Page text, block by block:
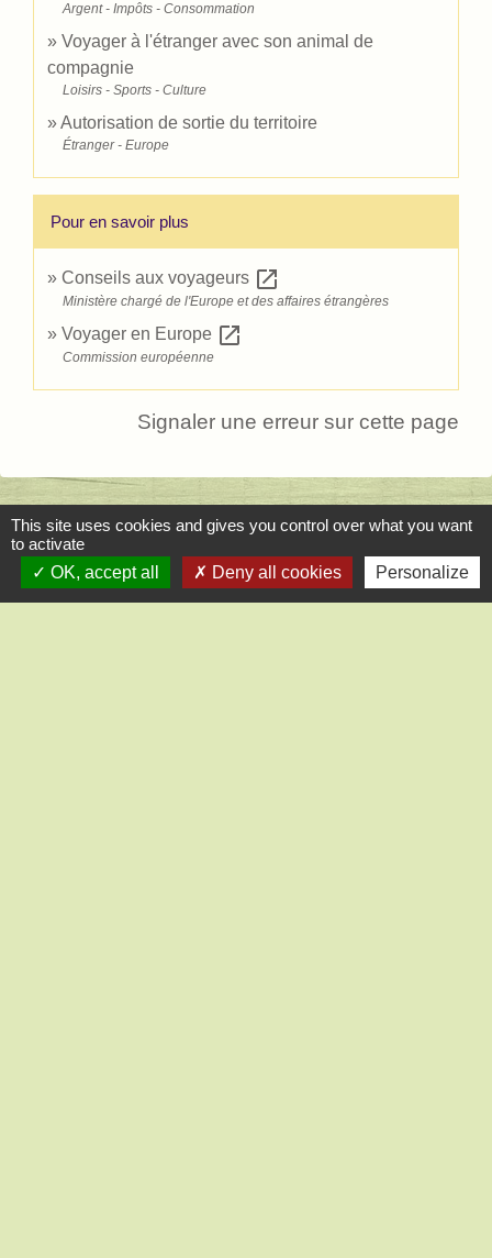
Argent - Impôts - Consommation
Voyager à l'étranger avec son animal de
compagnie
Loisirs - Sports - Culture
Autorisation de sortie du territoire
Étranger - Europe
Pour en savoir plus
Conseils aux voyageurs open_in_new
Ministère chargé de l'Europe et des affaires étrangères
Voyager en Europe open_in_new
Commission européenne
Signaler une erreur sur cette page
Mairie de Saint-Lucien
This site uses cookies and gives you control over what you want
to activate
OK, accept all
Deny all cookies Personalize